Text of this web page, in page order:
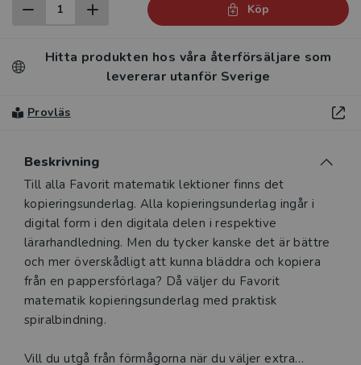
Köp
Hitta produkten hos våra återförsäljare som
levererar utanför Sverige
Provläs
Beskrivning
Beskrivning
Till alla Favorit matematik lektioner finns det
kopieringsunderlag. Alla kopieringsunderlag ingår i
digital form i den digitala delen i respektive
lärarhandledning. Men du tycker kanske det är bättre
och mer överskådligt att kunna bläddra och kopiera
från en pappersförlaga? Då väljer du Favorit
matematik kopieringsunderlag med praktisk
spiralbindning.
Vill du utgå från förmågorna när du väljer extra